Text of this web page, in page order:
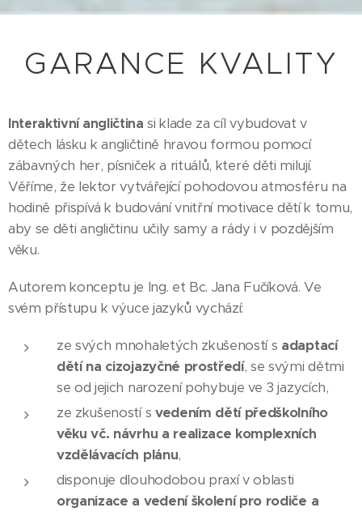
GARANCE KVALITY
Interaktivní angličtina si klade za cíl vybudovat v
dětech lásku k angličtině hravou formou pomocí
zábavných her, písniček a rituálů, které děti milují.
Věříme, že lektor vytvářející pohodovou atmosféru na
hodině přispívá k budování vnitřní motivace dětí k tomu,
aby se děti angličtinu učily samy a rády i v pozdějším
věku.
Autorem konceptu je Ing. et Bc. Jana Fučíková. Ve
svém přístupu k výuce jazyků vychází:
ze svých mnohaletých zkušeností s adaptací
dětí na cizojazyčné prostředí, se svými dětmi
se od jejich narození pohybuje ve 3 jazycích,
ze zkušeností s vedením dětí předškolního
věku vč. návrhu a realizace komplexních
vzdělávacích plánu,
disponuje dlouhodobou praxí v oblasti
organizace a vedení školení pro rodiče a